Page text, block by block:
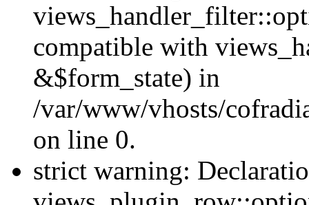
compatible with
&$form_state) in
/var/www/vhosts/
on line 0.
strict warning: